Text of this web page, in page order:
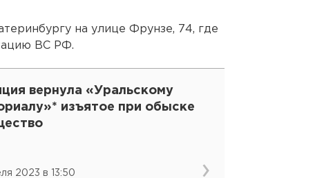
на улице Фрунзе, 74, где
ВС РФ.
вернула «Уральскому
изъятое при обыске
2023 в 13:50